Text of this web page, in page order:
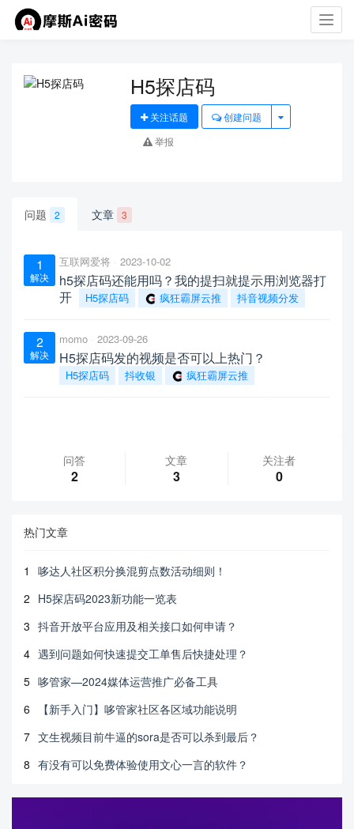
H5探店码
关注话题
创建问题
举报
问题 2 文章 3
1
解决
互联网爱将 2023-10-02
h5探店码还能用吗？我的提扫就提示用浏览器打
开
H5探店码 疯狂霸屏云推 抖音视频分发
2
解决
momo 2023-09-26
H5探店码发的视频是否可以上热门？
H5探店码 抖收银 疯狂霸屏云推
问答
2
文章
3
关注者
0
热门文章
1
哆达人社区积分换混剪点数活动细则！
2 H5探店码2023新功能一览表
3 抖音开放平台应用及相关接口如何申请？
4 遇到问题如何快速提交工单售后快捷处理？
5 哆管家—2024媒体运营推广必备工具
6
【新手入门】哆管家社区各区域功能说明
7 文生视频目前牛逼的sora是否可以杀到最后？
8 有没有可以免费体验使用文心一言的软件？